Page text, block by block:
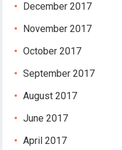
December 2017
November 2017
October 2017
September 2017
August 2017
June 2017
April 2017